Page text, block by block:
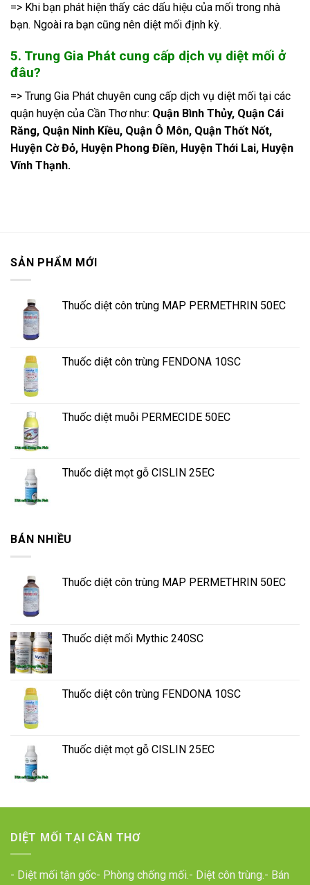
=> Khi bạn phát hiện thấy các dấu hiệu của mối trong nhà
bạn. Ngoài ra bạn cũng nên diệt mối định kỳ.
5. Trung Gia Phát cung cấp dịch vụ diệt mối ở
đâu?
=> Trung Gia Phát chuyên cung cấp dịch vụ diệt mối tại các
quận huyện của Cần Thơ như: Quận Bình Thủy, Quận Cái
Răng, Quận Ninh Kiều, Quận Ô Môn, Quận Thốt Nốt,
Huyện Cờ Đỏ, Huyện Phong Điền, Huyện Thới Lai, Huyện
Vĩnh Thạnh.
SẢN PHẨM MỚI
Thuốc diệt côn trùng MAP PERMETHRIN 50EC
Thuốc diệt côn trùng FENDONA 10SC
Thuốc diệt muỗi PERMECIDE 50EC
Thuốc diệt mọt gỗ CISLIN 25EC
BÁN NHIỀU
Thuốc diệt côn trùng MAP PERMETHRIN 50EC
Thuốc diệt mối Mythic 240SC
Thuốc diệt côn trùng FENDONA 10SC
Thuốc diệt mọt gỗ CISLIN 25EC
DIỆT MỐI TẠI CẦN THƠ
- Diệt mối tận gốc- Phòng chống mối.- Diệt côn trùng.- Bán